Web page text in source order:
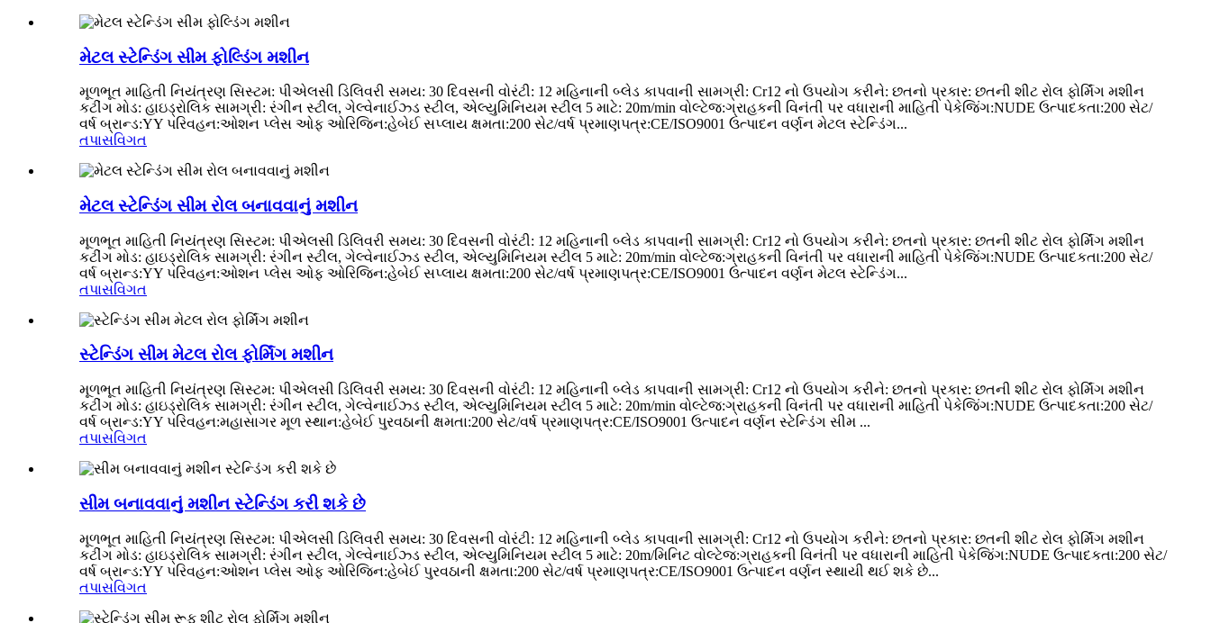
મેટલ સ્ટેન્ડિંગ સીમ ફોલ્ડિંગ મશીન
મૂળભૂત માહિતી નિયંત્રણ સિસ્ટમ: પીએલસી ડિલિવરી સમય: 30 દિવસની વોરંટી: 12 મહિનાની બ્લેડ કાપવાની સામગ્રી: Cr12 નો ઉપયોગ કરીને: છતનો પ્રકાર: છતની શીટ રોલ ફોર્મિંગ મશીન
કટીંગ મોડ: હાઇડ્રોલિક સામગ્રી: રંગીન સ્ટીલ, ગેલ્વેનાઈઝ્ડ સ્ટીલ, એલ્યુમિનિયમ સ્ટીલ 5 માટે: 20m/min વોલ્ટેજ:ગ્રાહકની વિનંતી પર વધારાની માહિતી પેકેજિંગ:NUDE ઉત્પાદકતા:200 સેટ/
વર્ષ બ્રાન્ડ:YY પરિવહન:ઓશન પ્લેસ ઓફ ઓરિજિન:હેબેઈ સપ્લાય ક્ષમતા:200 સેટ/વર્ષ પ્રમાણપત્ર:CE/ISO9001 ઉત્પાદન વર્ણન મેટલ સ્ટેન્ડિંગ...
તપાસવિગત
મેટલ સ્ટેન્ડિંગ સીમ રોલ બનાવવાનું મશીન
મૂળભૂત માહિતી નિયંત્રણ સિસ્ટમ: પીએલસી ડિલિવરી સમય: 30 દિવસની વોરંટી: 12 મહિનાની બ્લેડ કાપવાની સામગ્રી: Cr12 નો ઉપયોગ કરીને: છતનો પ્રકાર: છતની શીટ રોલ ફોર્મિંગ મશીન
કટીંગ મોડ: હાઇડ્રોલિક સામગ્રી: રંગીન સ્ટીલ, ગેલ્વેનાઈઝ્ડ સ્ટીલ, એલ્યુમિનિયમ સ્ટીલ 5 માટે: 20m/min વોલ્ટેજ:ગ્રાહકની વિનંતી પર વધારાની માહિતી પેકેજિંગ:NUDE ઉત્પાદકતા:200 સેટ/
વર્ષ બ્રાન્ડ:YY પરિવહન:ઓશન પ્લેસ ઓફ ઓરિજિન:હેબેઈ સપ્લાય ક્ષમતા:200 સેટ/વર્ષ પ્રમાણપત્ર:CE/ISO9001 ઉત્પાદન વર્ણન મેટલ સ્ટેન્ડિંગ...
તપાસવિગત
સ્ટેન્ડિંગ સીમ મેટલ રોલ ફોર્મિંગ મશીન
મૂળભૂત માહિતી નિયંત્રણ સિસ્ટમ: પીએલસી ડિલિવરી સમય: 30 દિવસની વોરંટી: 12 મહિનાની બ્લેડ કાપવાની સામગ્રી: Cr12 નો ઉપયોગ કરીને: છતનો પ્રકાર: છતની શીટ રોલ ફોર્મિંગ મશીન
કટીંગ મોડ: હાઇડ્રોલિક સામગ્રી: રંગીન સ્ટીલ, ગેલ્વેનાઈઝ્ડ સ્ટીલ, એલ્યુમિનિયમ સ્ટીલ 5 માટે: 20m/min વોલ્ટેજ:ગ્રાહકની વિનંતી પર વધારાની માહિતી પેકેજિંગ:NUDE ઉત્પાદકતા:200 સેટ/
વર્ષ બ્રાન્ડ:YY પરિવહન:મહાસાગર મૂળ સ્થાન:હેબેઈ પુરવઠાની ક્ષમતા:200 સેટ/વર્ષ પ્રમાણપત્ર:CE/ISO9001 ઉત્પાદન વર્ણન સ્ટેન્ડિંગ સીમ ...
તપાસવિગત
સીમ બનાવવાનું મશીન સ્ટેન્ડિંગ કરી શકે છે
મૂળભૂત માહિતી નિયંત્રણ સિસ્ટમ: પીએલસી ડિલિવરી સમય: 30 દિવસની વોરંટી: 12 મહિનાની બ્લેડ કાપવાની સામગ્રી: Cr12 નો ઉપયોગ કરીને: છતનો પ્રકાર: છતની શીટ રોલ ફોર્મિંગ મશીન
કટીંગ મોડ: હાઇડ્રોલિક સામગ્રી: રંગીન સ્ટીલ, ગેલ્વેનાઈઝ્ડ સ્ટીલ, એલ્યુમિનિયમ સ્ટીલ 5 માટે: 20m/મિનિટ વોલ્ટેજ:ગ્રાહકની વિનંતી પર વધારાની માહિતી પેકેજિંગ:NUDE ઉત્પાદકતા:200 સેટ/
વર્ષ બ્રાન્ડ:YY પરિવહન:ઓશન પ્લેસ ઓફ ઓરિજિન:હેબેઈ પુરવઠાની ક્ષમતા:200 સેટ/વર્ષ પ્રમાણપત્ર:CE/ISO9001 ઉત્પાદન વર્ણન સ્થાયી થઈ શકે છે...
તપાસવિગત